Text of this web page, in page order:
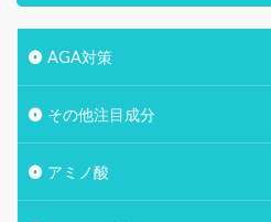
AGA対策
その他注目成分
アミノ酸